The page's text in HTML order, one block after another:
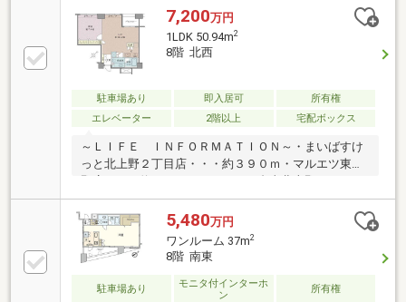
7,200万円
1LDK 50.94m2
8階 北西
駐車場あり 即入居可
所有権
エレベーター
2階以上 宅配ボックス
～ＬＩＦＥ ＩＮＦＯＲＭＡＴＩＯＮ～・まいばすけ
っと北上野２丁目店・・・約３９０ｍ・マルエツ東上
店・・・約１３０ｍ・上野七郵便局・・・約２３０
ｍ・アトレ上野・・・約７９０ｍ・台東区立上野小学
校・・・約６２０ｍ・台東区立忍岡中学校・・・約８
１０ｍ・台東区立清島幼稚園・・・約５２０ｍ・うれ
しい保育園上野駅前・・・約３２０ｍ
5,480万円
ワンルーム 37m2
8階 南東
駐車場あり
モニタ付インターホ
ン
所有権